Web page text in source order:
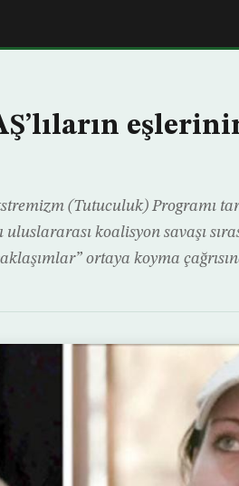
(Tutuculuk) Programı
koalisyon savaşı
ortaya koyma